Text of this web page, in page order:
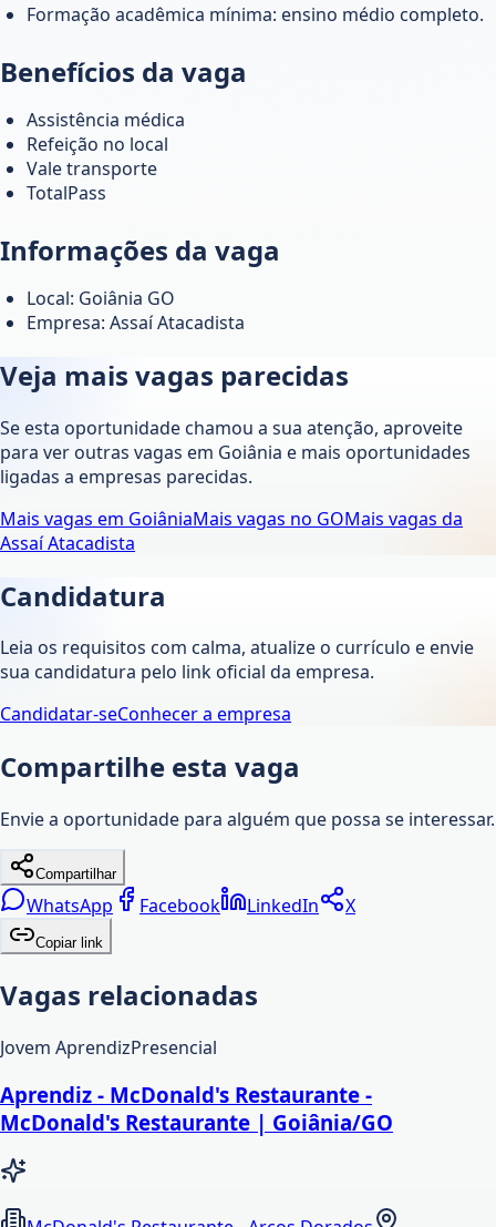
Formação acadêmica mínima: ensino médio completo.
Benefícios da vaga
Assistência médica
Refeição no local
Vale transporte
TotalPass
Informações da vaga
Local: Goiânia GO
Empresa: Assaí Atacadista
Veja mais vagas parecidas
Se esta oportunidade chamou a sua atenção, aproveite
para ver outras vagas em Goiânia e mais oportunidades
ligadas a empresas parecidas.
Mais vagas em GoiâniaMais vagas no GOMais vagas da
Assaí Atacadista
Candidatura
Leia os requisitos com calma, atualize o currículo e envie
sua candidatura pelo link oficial da empresa.
Candidatar-seConhecer a empresa
Compartilhe esta vaga
Envie a oportunidade para alguém que possa se interessar.
Compartilhar
WhatsApp Facebook LinkedIn X
Copiar link
Vagas relacionadas
Jovem AprendizPresencial
Aprendiz - McDonald's Restaurante -
McDonald's Restaurante | Goiânia/GO